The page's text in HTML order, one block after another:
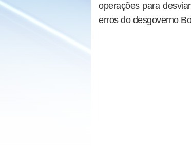
operações para
erros do desgoverno